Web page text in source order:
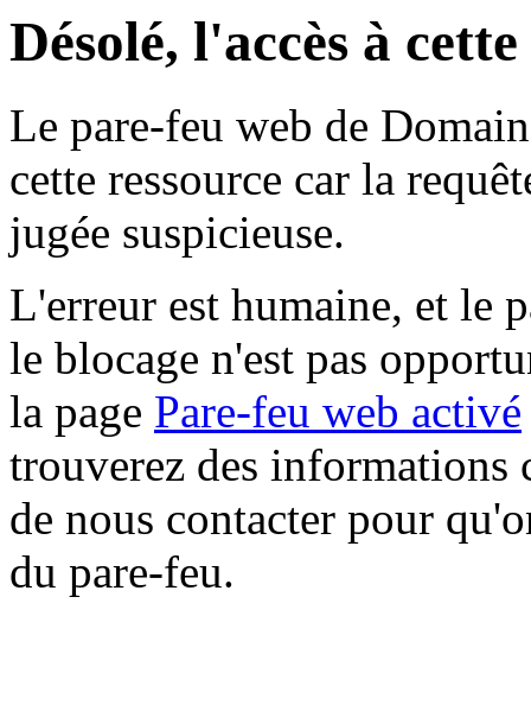
Désolé, l'accès à
Le pare-feu web de
cette ressource car la
jugée suspicieuse.
L'erreur est humaine, et le
le blocage n'est pas
la page Pare-feu web activé
trouverez des informations
de nous contacter pour
du pare-feu.